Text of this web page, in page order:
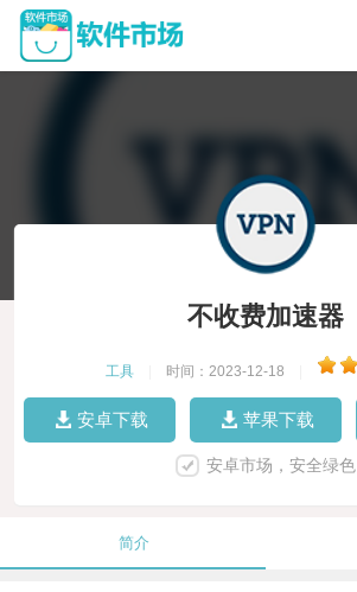
不收费加速器
工具 时间：2023-12-18
安卓下载 苹果下载
安卓市场，安全绿色
简介